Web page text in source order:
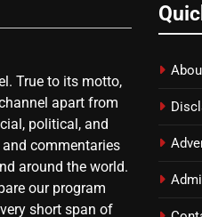
True to its motto,
apart from
political, and
commentaries
around the world.
our program
short span of